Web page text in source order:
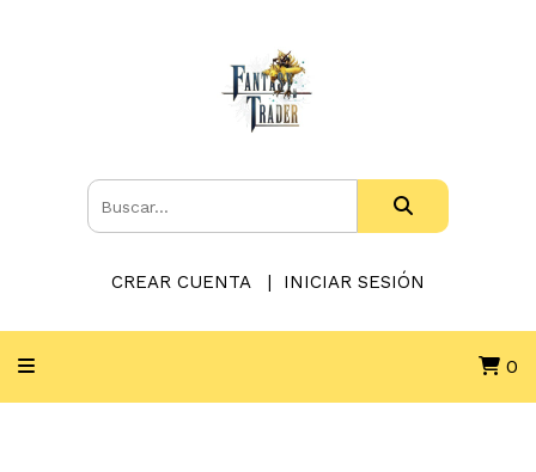
CREAR CUENTA INICIAR SESIÓN
0